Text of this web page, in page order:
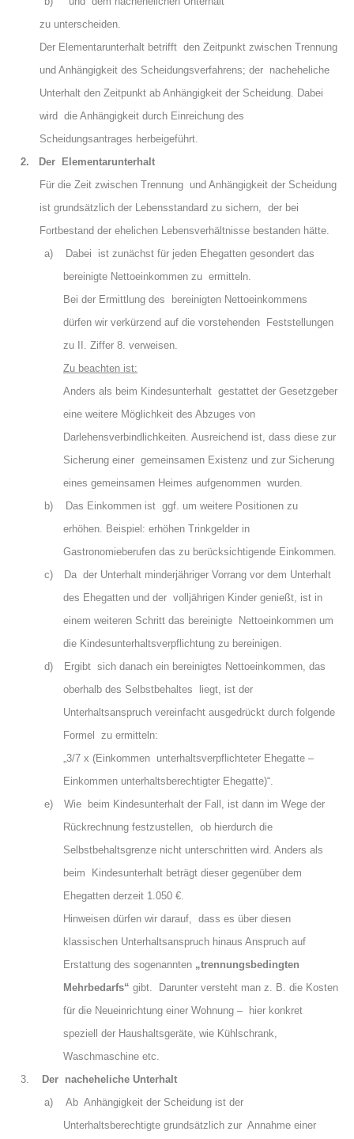
zu unterscheiden.
Der Elementarunterhalt betrifft den Zeitpunkt zwischen Trennung
und Anhängigkeit des Scheidungsverfahrens; der nacheheliche
Unterhalt den Zeitpunkt ab Anhängigkeit der Scheidung. Dabei
wird die Anhängigkeit durch Einreichung des
Scheidungsantrages herbeigeführt.
2. Der Elementarunterhalt
Für die Zeit zwischen Trennung und Anhängigkeit der Scheidung
ist grundsätzlich der Lebensstandard zu sichern, der bei
Fortbestand der ehelichen Lebensverhältnisse bestanden hätte.
a)
Dabei ist zunächst für jeden Ehegatten gesondert das
bereinigte Nettoeinkommen zu ermitteln.
Bei der Ermittlung des bereinigten Nettoeinkommens
dürfen wir verkürzend auf die vorstehenden Feststellungen
zu II. Ziffer 8. verweisen.
Zu beachten ist:
Anders als beim Kindesunterhalt gestattet der Gesetzgeber
eine weitere Möglichkeit des Abzuges von
Darlehensverbindlichkeiten. Ausreichend ist, dass diese zur
Sicherung einer gemeinsamen Existenz und zur Sicherung
eines gemeinsamen Heimes aufgenommen wurden.
b)
Das Einkommen ist ggf. um weitere Positionen zu
erhöhen. Beispiel: erhöhen Trinkgelder in
Gastronomieberufen das zu berücksichtigende Einkommen.
c)
Da der Unterhalt minderjähriger Vorrang vor dem Unterhalt
des Ehegatten und der volljährigen Kinder genießt, ist in
einem weiteren Schritt das bereinigte Nettoeinkommen um
die Kindesunterhaltsverpflichtung zu bereinigen.
d)
Ergibt sich danach ein bereinigtes Nettoeinkommen, das
oberhalb des Selbstbehaltes liegt, ist der
Unterhaltsanspruch vereinfacht ausgedrückt durch folgende
Formel zu ermitteln:
„3/7 x (Einkommen unterhaltsverpflichteter Ehegatte –
Einkommen unterhaltsberechtigter Ehegatte)“.
e)
Wie beim Kindesunterhalt der Fall, ist dann im Wege der
Rückrechnung festzustellen, ob hierdurch die
Selbstbehaltsgrenze nicht unterschritten wird. Anders als
beim Kindesunterhalt beträgt dieser gegenüber dem
Ehegatten derzeit 1.050 €.
Hinweisen dürfen wir darauf, dass es über diesen
klassischen Unterhaltsanspruch hinaus Anspruch auf
Erstattung des sogenannten „trennungsbedingten
Mehrbedarfs“ gibt. Darunter versteht man z. B. die Kosten
für die Neueinrichtung einer Wohnung – hier konkret
speziell der Haushaltsgeräte, wie Kühlschrank,
Waschmaschine etc.
3.
Der nacheheliche Unterhalt
a)
Ab Anhängigkeit der Scheidung ist der
Unterhaltsberechtigte grundsätzlich zur Annahme einer